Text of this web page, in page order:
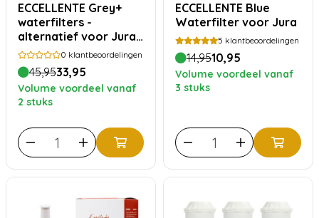
ECCELLENTE Grey+
waterfilters -
alternatief voor Jura
Smart filterpatronen -
3 stuks
0 klantbeoordelingen
45,9533,95
Volume voordeel vanaf
2 stuks
ECCELLENTE Blue
Waterfilter voor Jura
5 klantbeoordelingen
14,9510,95
Volume voordeel vanaf
3 stuks